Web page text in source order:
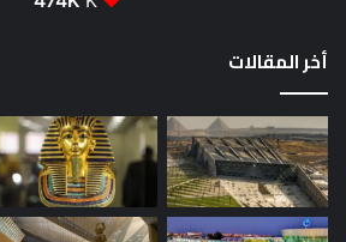
أخر المقالات